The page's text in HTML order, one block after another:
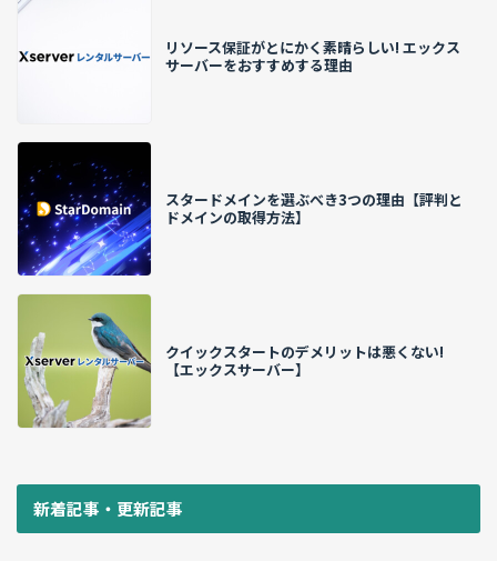
リソース保証がとにかく素晴らしい! エックス
サーバーをおすすめする理由
スタードメインを選ぶべき3つの理由【評判と
ドメインの取得方法】
クイックスタートのデメリットは悪くない!
【エックスサーバー】
新着記事・更新記事